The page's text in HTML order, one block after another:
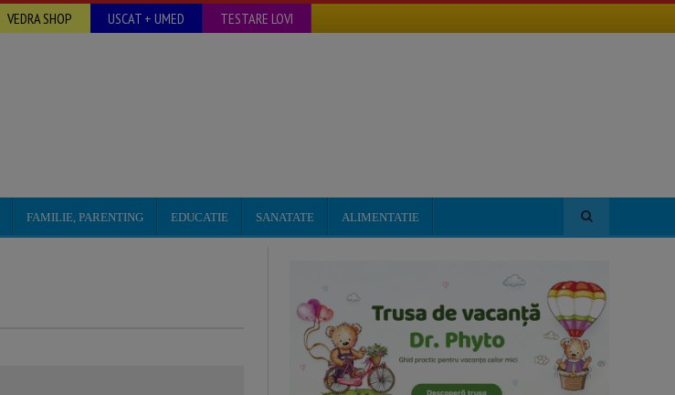
VEDRA SHOP USCAT + UMED TESTARE LOVI
FAMILIE, PARENTING EDUCATIE SANATATE ALIMENTATIE